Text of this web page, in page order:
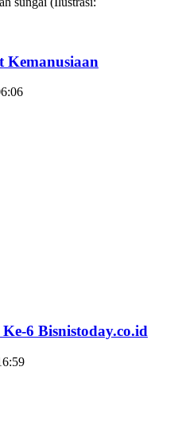
Kemanusiaan
6 Bisnistoday.co.id